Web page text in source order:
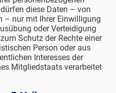
diese Daten – von
– nur mit Ihrer Einwilligung
oder Verteidigung
Schutz der Rechte einer
Person oder aus
Interesses der
Mitgliedstaats verarbeitet